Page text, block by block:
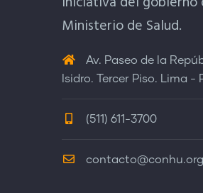
Ministerio de Salud.
Av. Paseo de la
Isidro. Tercer Piso. Lima -
(511) 611-3700